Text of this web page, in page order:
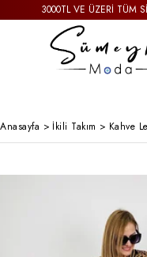
3000TL VE ÜZERİ TÜM
Anasayfa > İkili Takım > Kahve